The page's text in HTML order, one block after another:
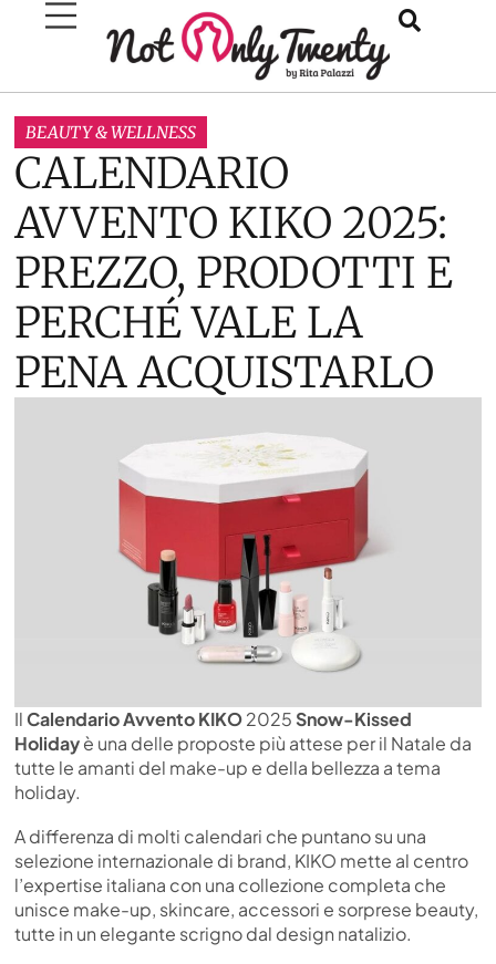
BEAUTY & WELLNESS
CALENDARIO
AVVENTO KIKO 2025:
PREZZO, PRODOTTI E
PERCHÉ VALE LA
PENA ACQUISTARLO
IlCalendario Avvento KIKO2025 Snow-Kissed
Holidayè una delle proposte più attese per il Natale da
tutte le amanti del make-up e della bellezza a tema
holiday.
A differenza di molti calendari che puntano su una
selezione internazionale di brand, KIKO mette al centro
l’expertise italiana con una collezione completa che
unisce make-up, skincare, accessori e sorprese beauty,
tutte in un elegante scrigno dal design natalizio.